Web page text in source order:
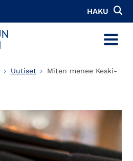
HAKU
MENU
Uutiset
Miten menee Keski-